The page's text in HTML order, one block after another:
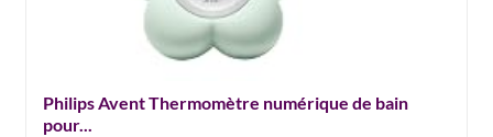
Philips Avent Thermomètre numérique de bain
pour...